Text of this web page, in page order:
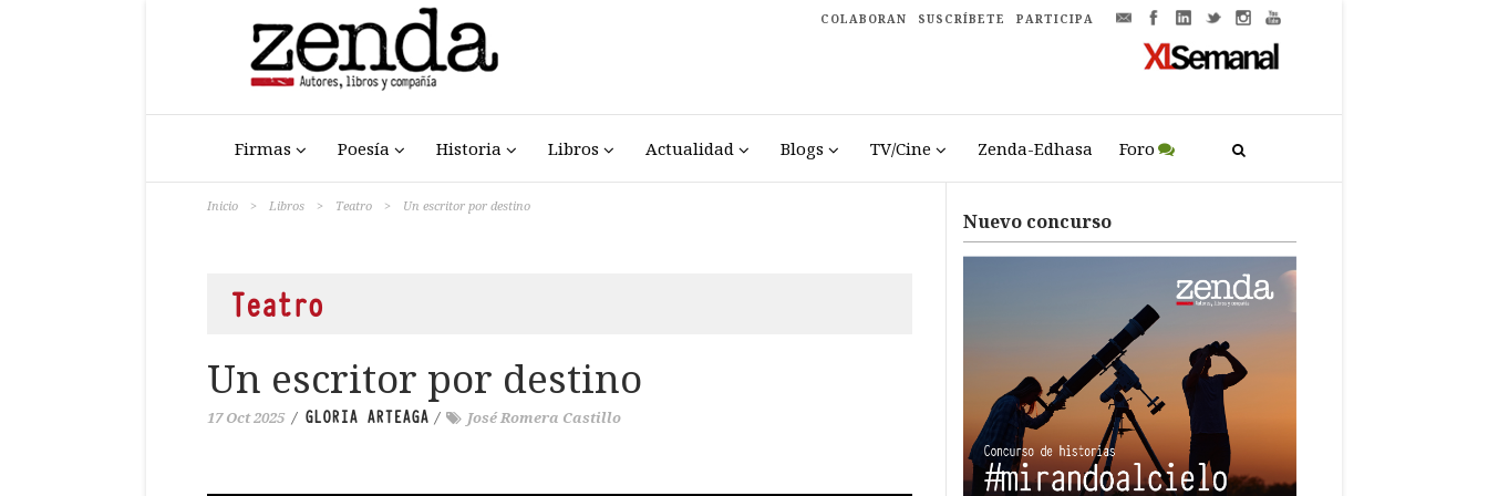
COLABORAN SUSCRÍBETE PARTICIPA
Firmas Poesía Historia Libros Actualidad Blogs TV/Cine Zenda-Edhasa Foro
Inicio > Libros > Teatro > Un escritor por destino
Teatro
Un escritor por destino
17 Oct 2025 / GLORIA ARTEAGA / José Romera Castillo
Nuevo concurso